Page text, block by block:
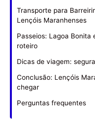
Transporte para
Lençóis Maranhenses
Passeios: Lagoa
roteiro
Dicas de viagem:
Conclusão: Lençóis
chegar
Perguntas frequentes